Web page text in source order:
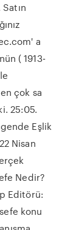
a
( 1913-
çok sa
25:05.
Eşlik
Nisan
Nedir?
Editörü:
konu